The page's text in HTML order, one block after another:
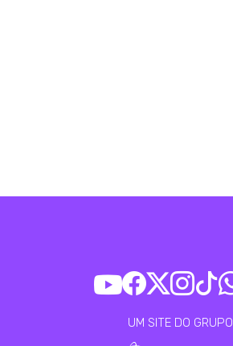
UM SITE DO GRUPO